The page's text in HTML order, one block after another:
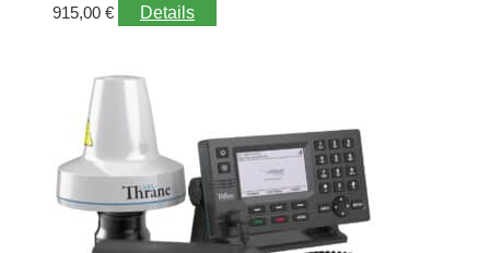
915,00 € Details